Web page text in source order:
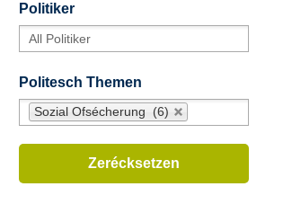
Politiker
Politesch Themen
Sozial Ofsécherung (6)